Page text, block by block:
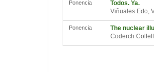
Ponencia
Todos. Ya.
Viñuales Edo,
Ponencia
The nuclear
Coderch